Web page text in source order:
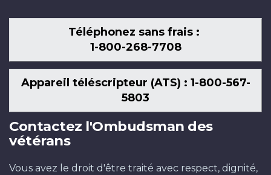
Téléphonez sans frais :
1-800-268-7708
Appareil téléscripteur (ATS) : 1-800-567-
5803
Contactez l'Ombudsman des
vétérans
Vous avez le droit d'être traité avec respect, dignité,